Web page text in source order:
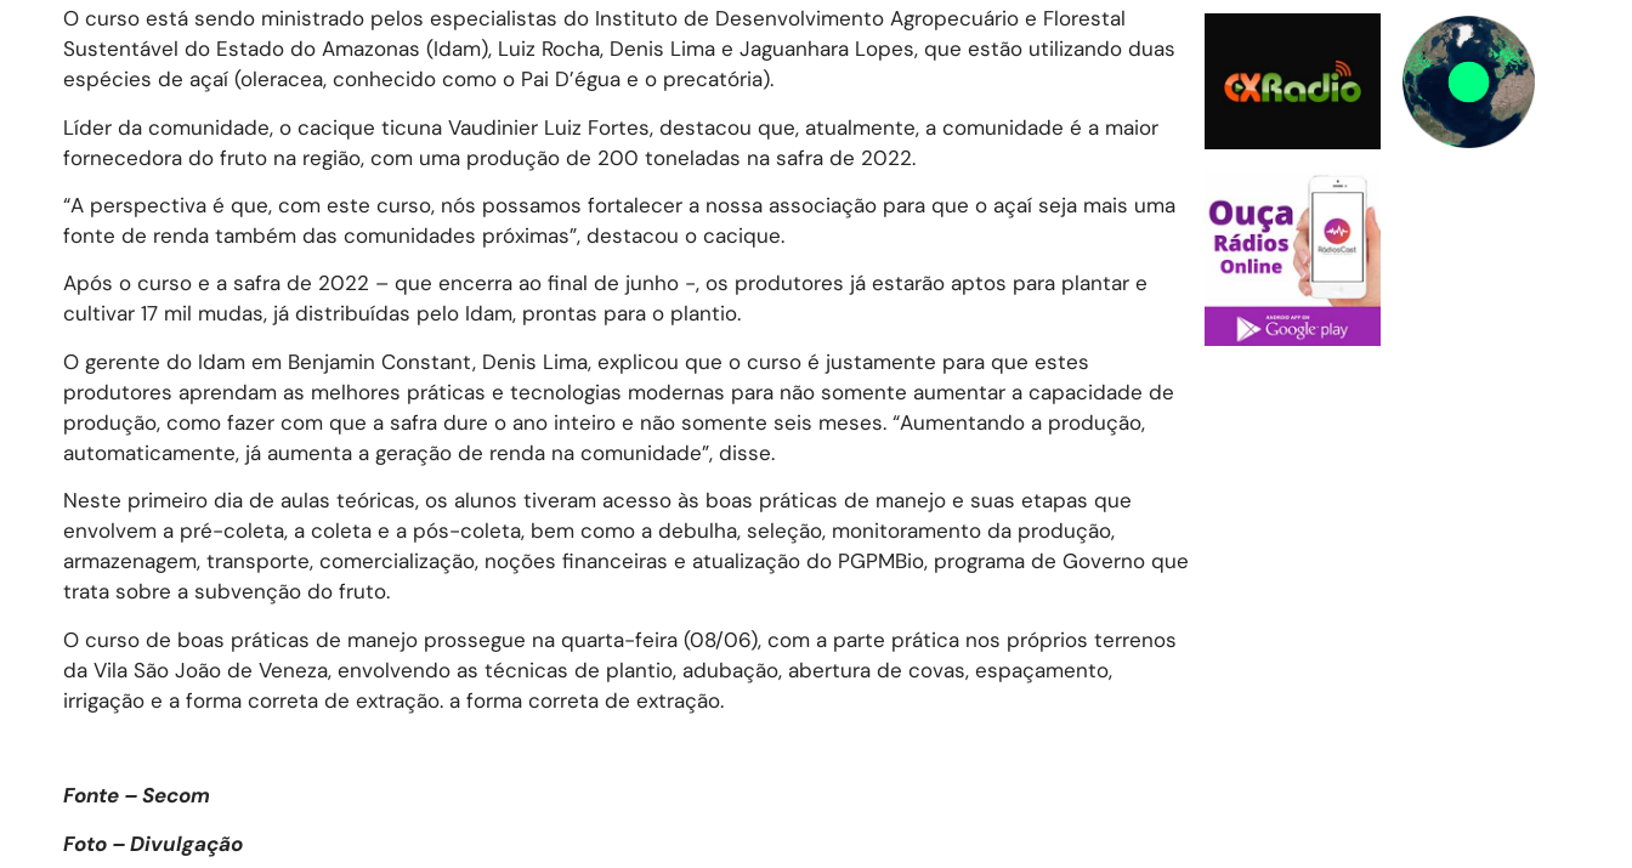
O curso está sendo ministrado pelos especialistas do Instituto de Desenvolvimento Agropecuário e Florestal
Sustentável do Estado do Amazonas (Idam), Luiz Rocha, Denis Lima e Jaguanhara Lopes, que estão utilizando duas
espécies de açaí (oleracea, conhecido como o Pai D’égua e o precatória).
Líder da comunidade, o cacique ticuna Vaudinier Luiz Fortes, destacou que, atualmente, a comunidade é a maior
fornecedora do fruto na região, com uma produção de 200 toneladas na safra de 2022.
“A perspectiva é que, com este curso, nós possamos fortalecer a nossa associação para que o açaí seja mais uma
fonte de renda também das comunidades próximas”, destacou o cacique.
Após o curso e a safra de 2022 – que encerra ao final de junho -, os produtores já estarão aptos para plantar e
cultivar 17 mil mudas, já distribuídas pelo Idam, prontas para o plantio.
O gerente do Idam em Benjamin Constant, Denis Lima, explicou que o curso é justamente para que estes
produtores aprendam as melhores práticas e tecnologias modernas para não somente aumentar a capacidade de
produção, como fazer com que a safra dure o ano inteiro e não somente seis meses. “Aumentando a produção,
automaticamente, já aumenta a geração de renda na comunidade”, disse.
Neste primeiro dia de aulas teóricas, os alunos tiveram acesso às boas práticas de manejo e suas etapas que
envolvem a pré-coleta, a coleta e a pós-coleta, bem como a debulha, seleção, monitoramento da produção,
armazenagem, transporte, comercialização, noções financeiras e atualização do PGPMBio, programa de Governo que
trata sobre a subvenção do fruto.
O curso de boas práticas de manejo prossegue na quarta-feira (08/06), com a parte prática nos próprios terrenos
da Vila São João de Veneza, envolvendo as técnicas de plantio, adubação, abertura de covas, espaçamento,
irrigação e a forma correta de extração. a forma correta de extração.
Fonte – Secom
Foto – Divulgação